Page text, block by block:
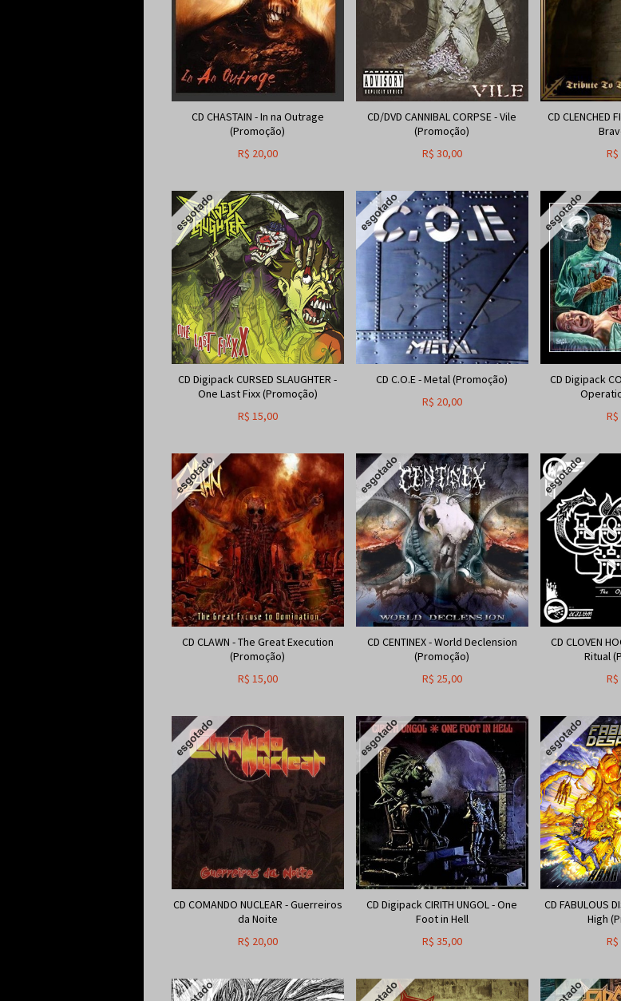
CD CHASTAIN - In na Outrage
(Promoção)
R$ 20,00
CD/DVD CANNIBAL CORPSE - Vile
(Promoção)
R$ 30,00
CD CLENCHED
R$
CD Digipack CURSED SLAUGHTER -
One Last Fixx (Promoção)
R$ 15,00
CD C.O.E - Metal (Promoção)
R$ 20,00
CD Digipack
R$
CD CLAWN - The Great Execution
(Promoção)
R$ 15,00
CD CENTINEX - World Declension
(Promoção)
R$ 25,00
CD CLOVEN
Ritual
R$
CD COMANDO NUCLEAR - Guerreiros
da Noite
R$ 20,00
CD Digipack CIRITH UNGOL - One
Foot in Hell
R$ 35,00
CD FABULOUS
High
R$